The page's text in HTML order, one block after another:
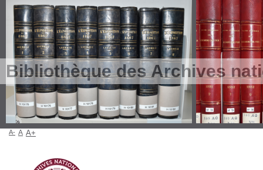
Bibliothèque des Archives
A- A A+